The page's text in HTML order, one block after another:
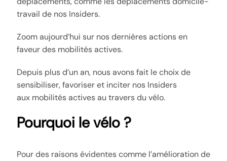
travail de nos Insiders.
Zoom aujourd’hui sur nos dernières actions en
faveur des mobilités actives.
Depuis plus d’un an, nous avons fait le choix de
sensibiliser, favoriser et inciter nos Insiders
aux mobilités actives au travers du vélo.
Pourquoi le vélo ?
Pour des raisons évidentes comme l’amélioration de